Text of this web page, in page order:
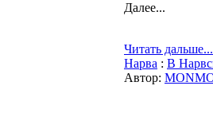
Далее...
Читать дальше...
Нарва : В
Автор: